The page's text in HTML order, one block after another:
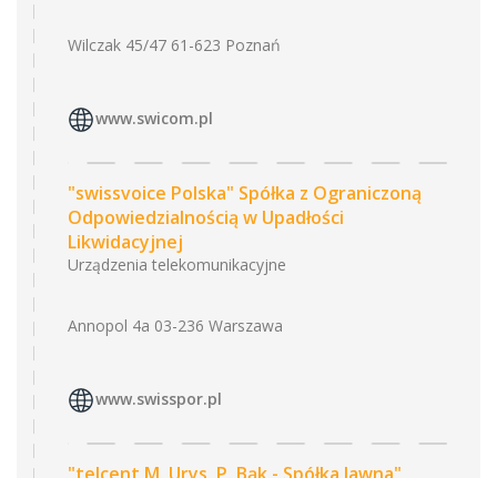
Wilczak 45/47 61-623 Poznań
www.swicom.pl
"swissvoice Polska" Spółka z Ograniczoną
Odpowiedzialnością w Upadłości
Likwidacyjnej
Urządzenia telekomunikacyjne
Annopol 4a 03-236 Warszawa
www.swisspor.pl